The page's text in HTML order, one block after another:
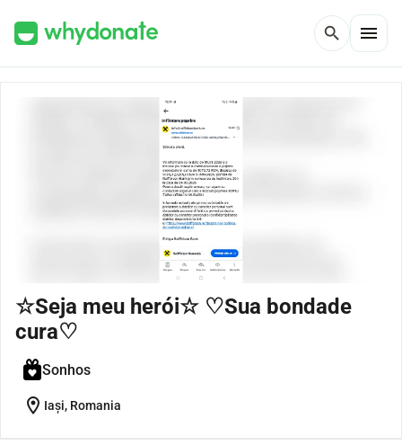
search menu
☆Seja meu herói☆ ♡Sua bondade
cura♡
Sonhos
location_on Iași, Romania